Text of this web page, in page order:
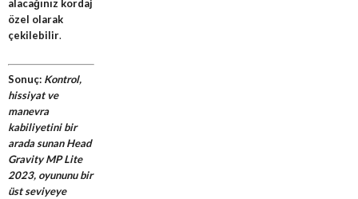
alacağınız kordaj
özel olarak
çekilebilir.
Sonuç: Kontrol,
hissiyat ve
manevra
kabiliyetini bir
arada sunan Head
Gravity MP Lite
2023, oyununu bir
üst seviyeye